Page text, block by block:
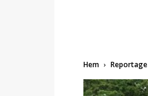
Hem Reportage